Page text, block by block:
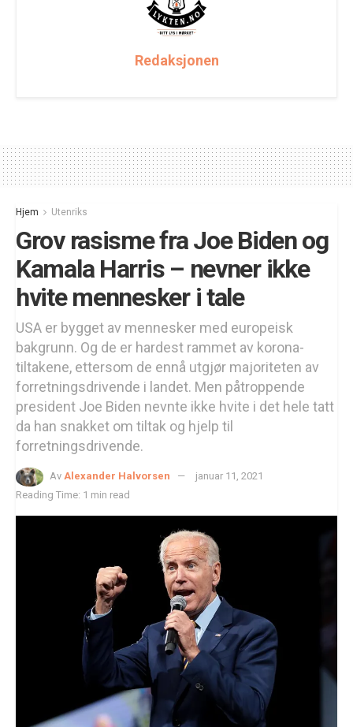
Redaksjonen
Hjem Utenriks
Grov rasisme fra Joe Biden og
Kamala Harris – nevner ikke
hvite mennesker i tale
USA er bygget av mennesker med europeisk
bakgrunn. Og de er hardest rammet av korona-
tiltakene, ettersom de ennå utgjør majoriteten av
forretningsdrivende i landet. Men påtroppende
president Joe Biden nevnte ikke hvite i det hele tatt
da han snakket om tiltak og hjelp til
forretningsdrivende.
Av Alexander Halvorsen
januar 11, 2021
Reading Time: 1 min read